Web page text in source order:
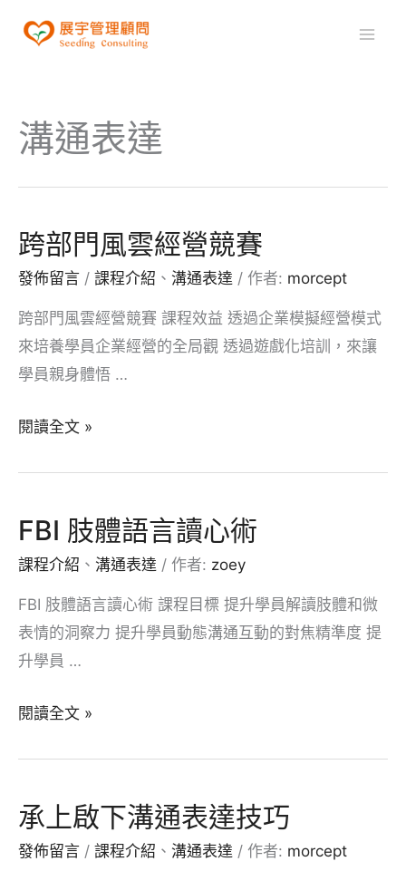
溝通表達
跨部門風雲經營競賽
發佈留言 / 課程介紹 、 溝通表達 / 作者: morcept
跨部門風雲經營競賽 課程效益 透過企業模擬經營模式
來培養學員企業經營的全局觀 透過遊戲化培訓，來讓
學員親身體悟 …
跨
雲
經
營
競
賽
閱讀全文 »
FBI 肢體語言讀心術
課程介紹 、 溝通表達 / 作者: zoey
FBI 肢體語言讀心術 課程目標 提升學員解讀肢體和微
表情的洞察力 提升學員動態溝通互動的對焦精準度 提
升學員 …
FBI
言
讀
閱讀全文 »
承上啟下溝通表達技巧
發佈留言 / 課程介紹 、 溝通表達 / 作者: morcept